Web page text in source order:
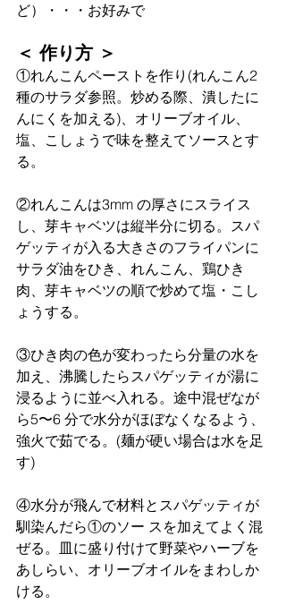
ど）・・・お好みで
＜ 作り方 ＞
①れんこんペーストを作り(れんこん2
種のサラダ参照。炒める際、潰したに
んにくを加える)、オリーブオイル、
塩、こしょうで味を整えてソースとす
る。
②れんこんは3mm の厚さにスライス
し、芽キャベツは縦半分に切る。スパ
ゲッティが入る大きさのフライパンに
サラダ油をひき、れんこん、鶏ひき
肉、芽キャベツの順で炒めて塩・こし
ょうする。
③ひき肉の色が変わったら分量の水を
加え、沸騰したらスパゲッティが湯に
浸るように並べ入れる。途中混ぜなが
ら5〜6 分で水分がほぼなくなるよう、
強火で茹でる。(麺が硬い場合は水を足
す)
④水分が飛んで材料とスパゲッティが
馴染んだら①のソー スを加えてよく混
ぜる。皿に盛り付けて野菜やハーブを
あしらい、オリーブオイルをまわしか
ける。